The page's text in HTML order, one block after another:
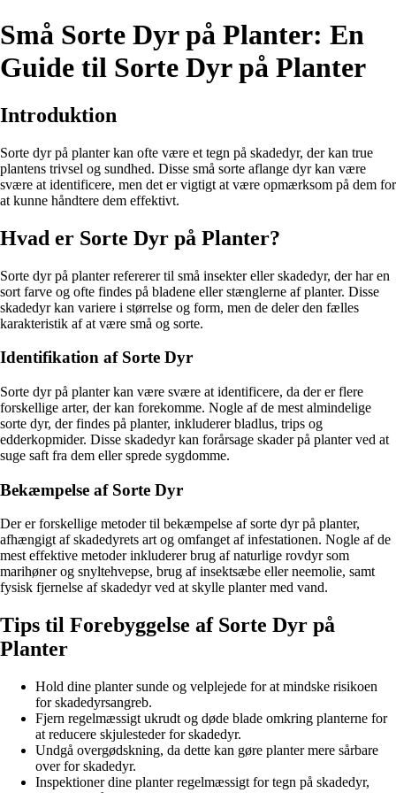
Små Sorte Dyr på Planter: En
Guide til Sorte Dyr på Planter
Introduktion
Sorte dyr på planter kan ofte være et tegn på skadedyr, der kan true
plantens trivsel og sundhed. Disse små sorte aflange dyr kan være
svære at identificere, men det er vigtigt at være opmærksom på dem for
at kunne håndtere dem effektivt.
Hvad er Sorte Dyr på Planter?
Sorte dyr på planter refererer til små insekter eller skadedyr, der har en
sort farve og ofte findes på bladene eller stænglerne af planter. Disse
skadedyr kan variere i størrelse og form, men de deler den fælles
karakteristik af at være små og sorte.
Identifikation af Sorte Dyr
Sorte dyr på planter kan være svære at identificere, da der er flere
forskellige arter, der kan forekomme. Nogle af de mest almindelige
sorte dyr, der findes på planter, inkluderer bladlus, trips og
edderkopmider. Disse skadedyr kan forårsage skader på planter ved at
suge saft fra dem eller sprede sygdomme.
Bekæmpelse af Sorte Dyr
Der er forskellige metoder til bekæmpelse af sorte dyr på planter,
afhængigt af skadedyrets art og omfanget af infestationen. Nogle af de
mest effektive metoder inkluderer brug af naturlige rovdyr som
marihøner og snyltehvepse, brug af insektsæbe eller neemolie, samt
fysisk fjernelse af skadedyr ved at skylle planter med vand.
Tips til Forebyggelse af Sorte Dyr på
Planter
Hold dine planter sunde og velplejede for at mindske risikoen
for skadedyrsangreb.
Fjern regelmæssigt ukrudt og døde blade omkring planterne for
at reducere skjulesteder for skadedyr.
Undgå overgødskning, da dette kan gøre planter mere sårbare
over for skadedyr.
Inspektioner dine planter regelmæssigt for tegn på skadedyr,